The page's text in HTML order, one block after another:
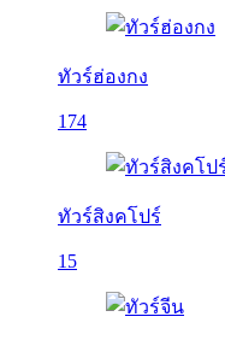
ทัวร์ฮ่องกง
174
ทัวร์สิงคโปร์
15